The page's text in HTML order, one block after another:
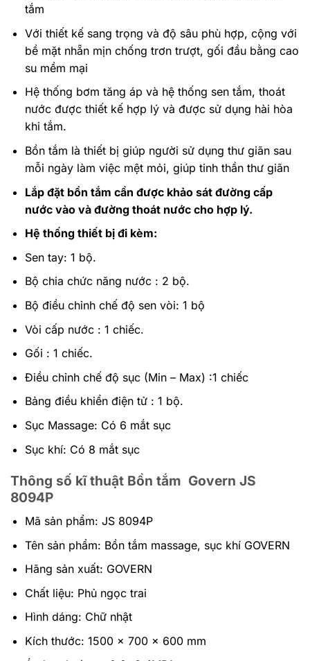
tắm
Với thiết kế sang trọng và độ sâu phù hợp, cộng với
bề mặt nhẵn mịn chống trơn trượt, gối đầu bằng cao
su mềm mại
Hệ thống bơm tăng áp và hệ thống sen tắm, thoát
nước được thiết kế hợp lý và được sử dụng hài hòa
khi tắm.
Bồn tắm là thiết bị giúp người sử dụng thư giãn sau
mỗi ngày làm việc mệt mỏi, giúp tinh thần thư giãn
Lắp đặt bồn tắm cần được khảo sát đường cấp
nước vào và đường thoát nước cho hợp lý.
Hệ thống thiết bị đi kèm:
Sen tay: 1 bộ.
Bộ chia chức năng nước : 2 bộ.
Bộ điều chỉnh chế độ sen vòi: 1 bộ
Vòi cấp nước : 1 chiếc.
Gối : 1 chiếc.
Điều chỉnh chế độ sục (Min – Max) :1 chiếc
Bảng điều khiển điện tử : 1 bộ.
Sục Massage: Có 6 mắt sục
Sục khí: Có 8 mắt sục
Thông số kĩ thuật Bồn tắm Govern JS
8094P
Mã sản phẩm: JS 8094P
Tên sản phẩm: Bồn tắm massage, sục khí GOVERN
Hãng sản xuất: GOVERN
Chất liệu: Phủ ngọc trai
Hình dáng: Chữ nhật
Kích thước: 1500 x 700 x 600 mm